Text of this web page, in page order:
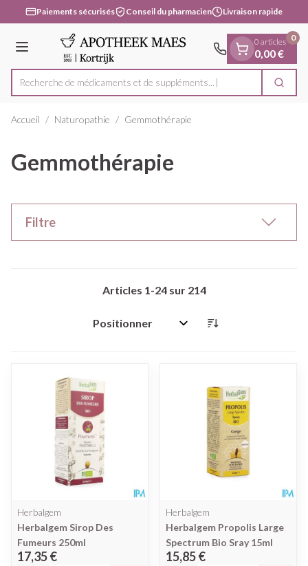
Aller au contenu
1 de 1
Paiements sécurisés Conseil du pharmacien Livraison rapide
Menu
Rechercher
Recherche de médicaments et d
0 articles
0,00 €
0
Accueil / Naturopathie / Gemmothérapie
Gemmothérapie
Filtre
Articles 1-24sur 214
Trier par:
Herbalgem
Herbalgem Sirop Des
Fumeurs 250ml
17,35 €
Herbalgem
Herbalgem Propolis Large
Spectrum Bio Sray 15ml
15,85 €